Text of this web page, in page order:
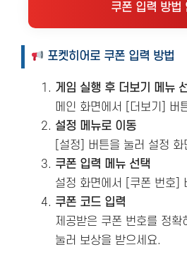
쿠폰 입력 방법
포켓히어로 쿠폰 입력 방법
게임 실행 후 더보기 메뉴
메인 화면에서 [더보기] 버
설정 메뉴로 이동
[설정] 버튼을 눌러 설정
쿠폰 입력 메뉴 선택
설정 화면에서 [쿠폰 번호]
쿠폰 코드 입력
제공받은 쿠폰 번호를 정
눌러 보상을 받으세요.